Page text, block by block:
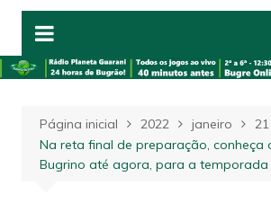
Página inicial 2022 janeiro
21
Na reta final de preparação, conheça
Bugrino até agora, para a temporada